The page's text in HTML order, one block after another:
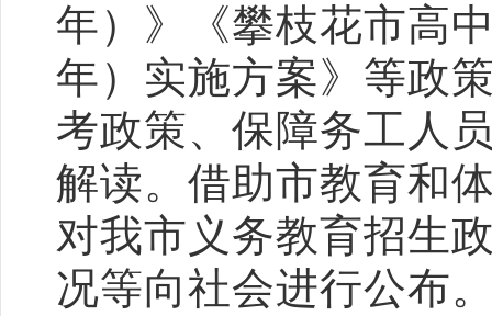
年）》《攀枝花市高
年）实施方案》等政
考政策、 保障务工人
解读。借助市教育和
对我市义务教育招生
况等向社会进行公布